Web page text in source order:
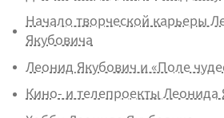
Начало творческой карьеры
Якубовича
Леонид Якубович и «Поле
Кино- и телепроекты Леонида